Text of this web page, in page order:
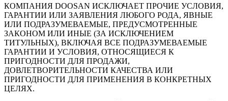
КОМПАНИЯ DOOSAN ИСКЛЮЧАЕТ ПРОЧИЕ УСЛОВИЯ,
ГАРАНТИИ ИЛИ ЗАЯВЛЕНИЯ ЛЮБОГО РОДА, ЯВНЫЕ
ИЛИ ПОДРАЗУМЕВАЕМЫЕ, ПРЕДУСМОТРЕННЫЕ
ЗАКОНОМ ИЛИ ИНЫЕ (ЗА ИСКЛЮЧЕНИЕМ
ТИТУЛЬНЫХ), ВКЛЮЧАЯ ВСЕ ПОДРАЗУМЕВАЕМЫЕ
ГАРАНТИИ И УСЛОВИЯ, ОТНОСЯЩИЕСЯ К
ПРИГОДНОСТИ ДЛЯ ПРОДАЖИ,
ДОВЛЕТВОРИТЕЛЬНОСТИ КАЧЕСТВА ИЛИ
ПРИГОДНОСТИ ДЛЯ ПРИМЕНЕНИЯ В КОНКРЕТНЫХ
ЦЕЛЯХ.